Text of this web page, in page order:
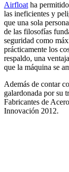
Airfloat ha
las ineficientes y
que una sola
de las filosofías
seguridad como
prácticamente los
respaldo, una
que la máquina se
Además de contar
galardonada por su
Fabricantes de
Innovación 2012.